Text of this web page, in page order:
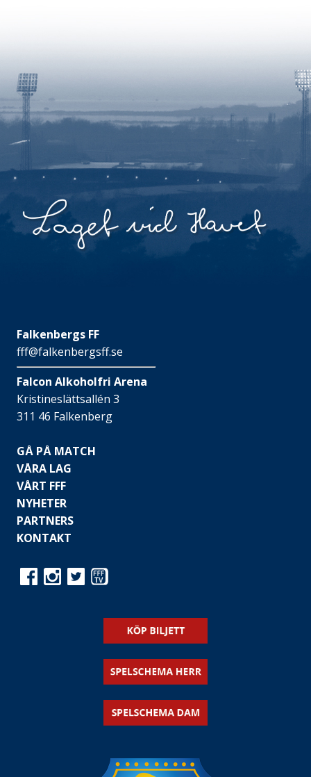
Falkenbergs FF
fff@falkenbergsff.se
Falcon Alkoholfri Arena
Kristineslättsallén 3
311 46 Falkenberg
GÅ PÅ MATCH
VÅRA LAG
VÅRT FFF
NYHETER
PARTNERS
KONTAKT